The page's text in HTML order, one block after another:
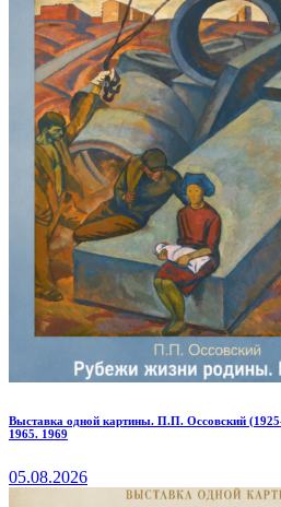
Выставка одной картины. П.П. Оссовский
1965. 1969
05.08.2026